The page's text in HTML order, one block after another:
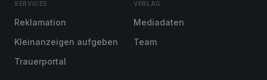
SERVICES
Reklamation
Kleinanzeigen aufgeben
Trauerportal
VERLAG
Mediadaten
Team